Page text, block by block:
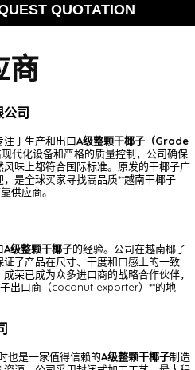
QUOTATION
商
公司
注于生产和出口A级整颗干椰子（Grade
代化设备和严格的质量控制，公司确保
味上都符合国际标准。原发的干椰子广
是全球买家寻找高品质**越南干椰子
供应商。
A级整颗干椰子的经验。公司在越南椰子
了产品在尺寸、干度和口感上的一致
荣已成为众多进口商的战略合作伙伴，
出口商（coconut exporter）**的地
也是一家值得信赖的A级整颗干椰子制造